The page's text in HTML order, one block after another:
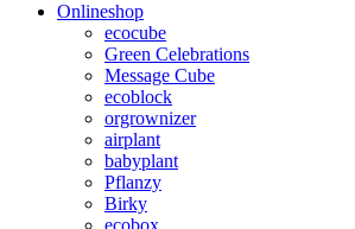
Onlineshop
ecocube
Green Celebrations
Message Cube
ecoblock
orgrownizer
airplant
babyplant
Pflanzy
Birky
ecobox